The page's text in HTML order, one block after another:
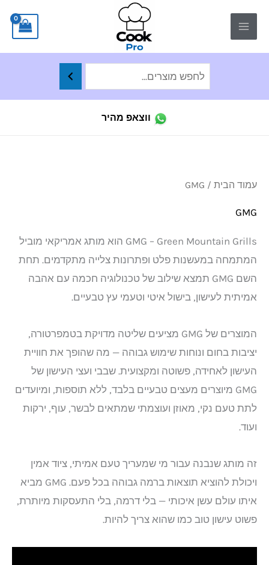
לתוכן
ווצאפ מהיר
עמוד הבית / GMG
GMG
GMG – Green Mountain Grills הוא מותג אמריקאי מוביל
המתמחה במעשנות פלט ופתרונות צלייה מתקדמים. תחת
השם GMG תמצא שילוב של טכנולוגיה חכמה עם אהבה
אמיתית לעישון, בישול איטי וטעמי עץ טבעיים.
המוצרים של GMG מציעים שליטה מדויקת בטמפרטורה,
יציבות בחום ונוחות שימוש גבוהה — מה שהופך את חוויית
העישון לאחידה, פשוטה ומקצועית. שבבי ועצי העישון של
GMG מיוצרים מעצים טבעיים בלבד, ללא תוספות, ומיועדים
לתת טעם נקי, מאוזן ועוצמתי שמתאים לבשר, עוף, ירקות
ועוד.
זה מותג שנבנה עבור מי שמעריך טעם אמיתי, ציוד אמין
ויכולת להוציא תוצאות ברמה גבוהה בכל פעם. GMG מביא
איתו עולם עשן איכותי — בלי דרמה, בלי התעסקות מיותרת,
פשוט עישון טוב כמו שהוא צריך להיות.